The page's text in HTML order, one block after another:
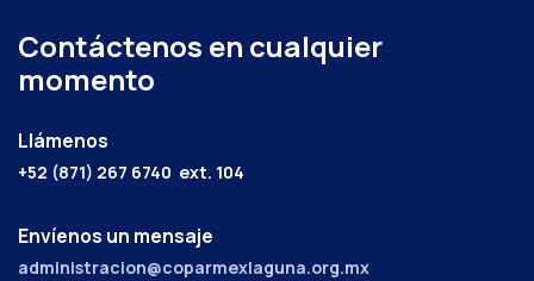
Contáctenos en cualquier
momento
Llámenos
+52 (871) 267 6740 ext. 104
Envíenos un mensaje
administracion@coparmexlaguna.org.mx